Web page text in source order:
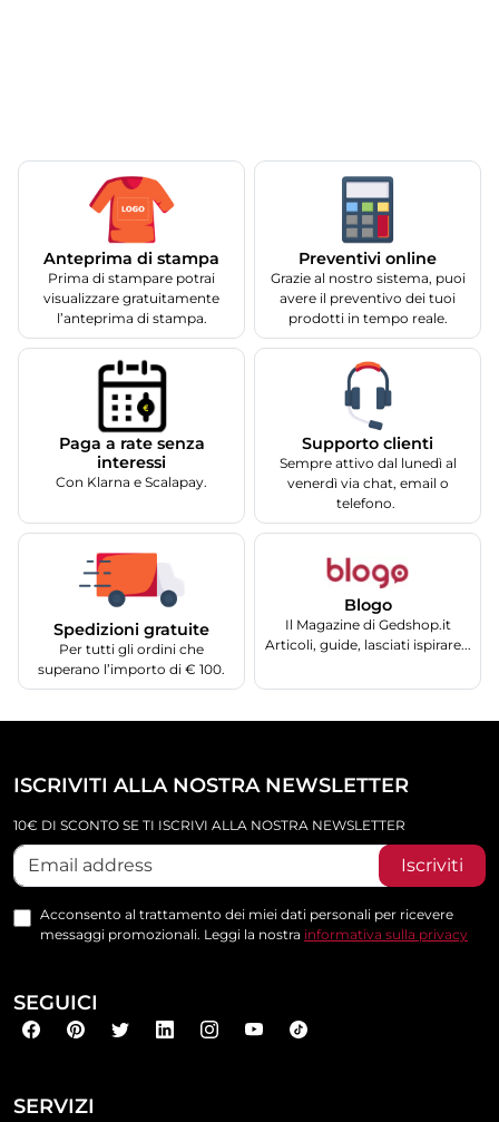
Anteprima di stampa
Prima di stampare potrai
visualizzare gratuitamente
l’anteprima di stampa.
Preventivi online
Grazie al nostro sistema, puoi
avere il preventivo dei tuoi
prodotti in tempo reale.
Paga a rate senza
interessi
Con Klarna e Scalapay.
Supporto clienti
Sempre attivo dal lunedì al
venerdì via chat, email o
telefono.
Spedizioni gratuite
Per tutti gli ordini che
superano l’importo di € 100.
Blogo
Il Magazine di Gedshop.it
Articoli, guide, lasciati ispirare...
SERVIZI
ISCRIVITI ALLA NOSTRA NEWSLETTER
10€ DI SCONTO SE TI ISCRIVI ALLA NOSTRA NEWSLETTER
Iscriviti
Acconsento al trattamento dei miei dati personali per ricevere
messaggi promozionali. Leggi la nostra informativa sulla privacy
SEGUICI